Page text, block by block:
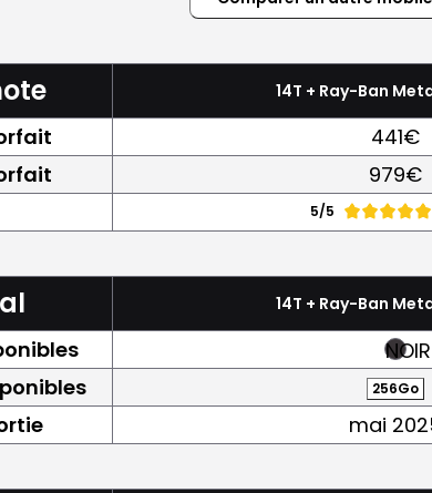
14T + Ray-Ban
441€
979€
5/5
14T + Ray-Ban
NOIR
256Go
mai